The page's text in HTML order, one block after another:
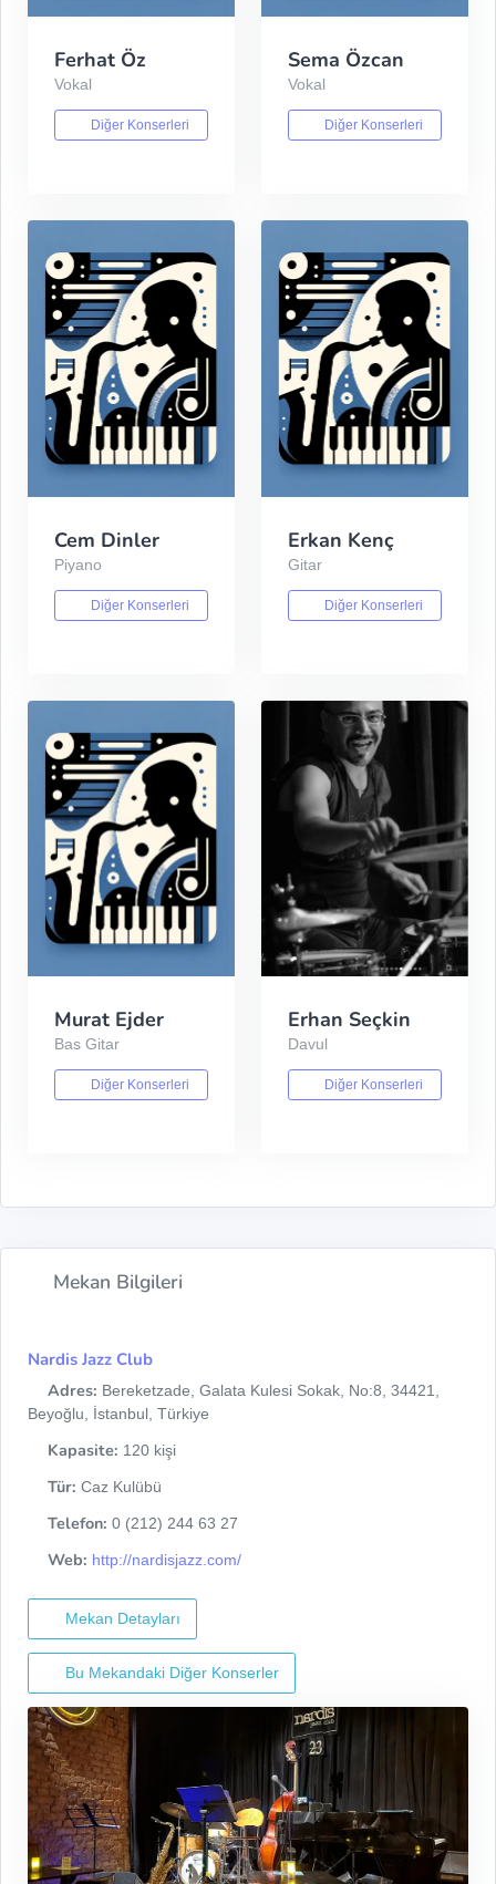
Ferhat Öz
Vokal
Diğer Konserleri
Sema Özcan
Vokal
Diğer Konserleri
Cem Dinler
Piyano
Diğer Konserleri
Erkan Kenç
Gitar
Diğer Konserleri
Murat Ejder
Bas Gitar
Diğer Konserleri
Erhan Seçkin
Davul
Diğer Konserleri
Mekan Bilgileri
Nardis Jazz Club
Adres: Bereketzade, Galata Kulesi Sokak, No:8, 34421,
Beyoğlu, İstanbul, Türkiye
Kapasite: 120 kişi
Tür: Caz Kulübü
Telefon: 0 (212) 244 63 27
Web: http://nardisjazz.com/
Mekan Detayları
Bu Mekandaki Diğer Konserler